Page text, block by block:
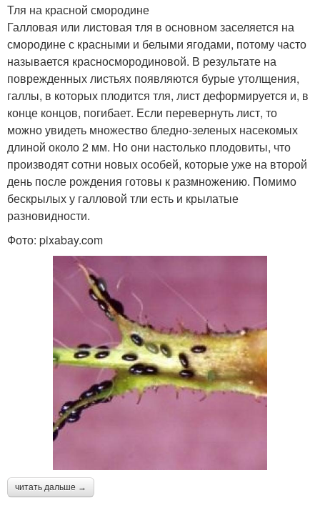
Тля на красной смородине
Галловая или листовая тля в основном заселяется на
смородине с красными и белыми ягодами, потому часто
называется красносмородиновой. В результате на
поврежденных листьях появляются бурые утолщения,
галлы, в которых плодится тля, лист деформируется и, в
конце концов, погибает. Если перевернуть лист, то
можно увидеть множество бледно-зеленых насекомых
длиной около 2 мм. Но они настолько плодовиты, что
производят сотни новых особей, которые уже на второй
день после рождения готовы к размножению. Помимо
бескрылых у галловой тли есть и крылатые
разновидности.
Фото: pixabay.com
читать дальше →